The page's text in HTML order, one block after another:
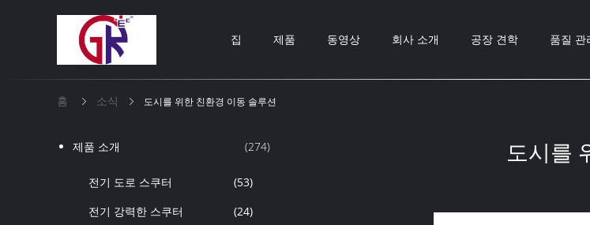
집 제품 동영상 회사 소개 공장 견학 품질 관
홈 소식 도시를 위한 친환경 이동 솔루션
제품 소개 (274)
전기 도로 스쿠터
(53)
전기 강력한 스쿠터
(24)
도시를